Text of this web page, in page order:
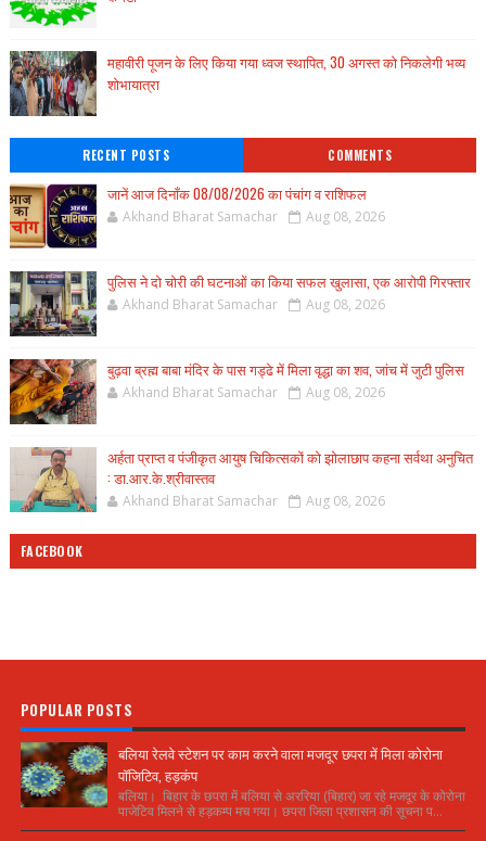
महावीरी पूजन के लिए किया गया ध्वज स्थापित, 30 अगस्त को निकलेगी भव्य
शोभायात्रा
RECENT POSTS COMMENTS
जानें आज दिनाँक 08/08/2026 का पंचांग व राशिफल
Akhand Bharat Samachar Aug 08, 2026
पुलिस ने दो चोरी की घटनाओं का किया सफल खुलासा, एक आरोपी गिरफ्तार
Akhand Bharat Samachar Aug 08, 2026
बुढ़वा ब्रह्म बाबा मंदिर के पास गड्ढे में मिला वृद्धा का शव, जांच में जुटी पुलिस
Akhand Bharat Samachar Aug 08, 2026
अर्हता प्राप्त व पंजीकृत आयुष चिकित्सकों को झोलाछाप कहना सर्वथा अनुचित
: डा.आर.के.श्रीवास्तव
Akhand Bharat Samachar Aug 08, 2026
FACEBOOK
POPULAR POSTS
बलिया रेलवे स्टेशन पर काम करने वाला मजदूर छपरा में मिला कोरोना
पॉजिटिव, हड़कंप
बलिया। बिहार के छपरा में बलिया से अररिया (बिहार) जा रहे मजदूर के कोरोना
पाजेटिव मिलने से हड़कम्प मच गया। छपरा जिला प्रशासन की सूचना प...